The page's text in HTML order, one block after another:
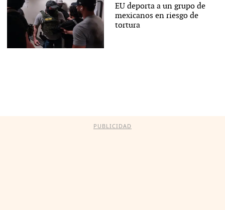
EU deporta a un grupo de
mexicanos en riesgo de
tortura
PUBLICIDAD